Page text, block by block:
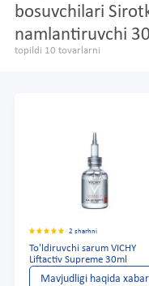
bosuvchilari
namlantiruvchi
topildi 10 tovarlarni
2 sharhni
To'ldiruvchi sarum VICHY
Liftactiv Supreme 30ml
Mavjudligi haqida xabar